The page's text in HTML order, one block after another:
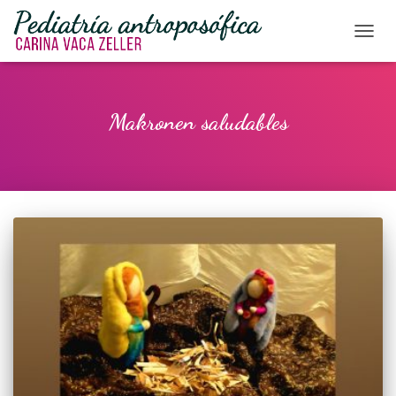
Makronen saludables